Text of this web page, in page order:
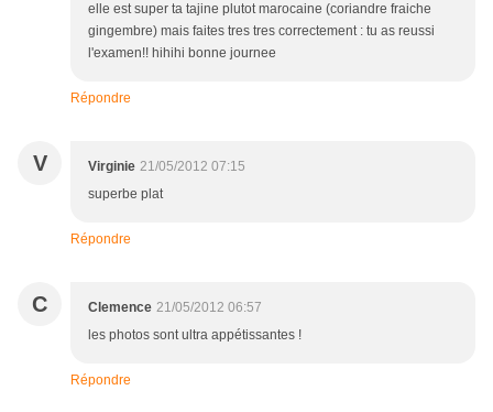
elle est super ta tajine plutot marocaine (coriandre fraiche
gingembre) mais faites tres tres correctement : tu as reussi
l'examen!! hihihi bonne journee
Répondre
V Virginie 21/05/2012 07:15
superbe plat
Répondre
C Clemence 21/05/2012 06:57
les photos sont ultra appétissantes !
Répondre